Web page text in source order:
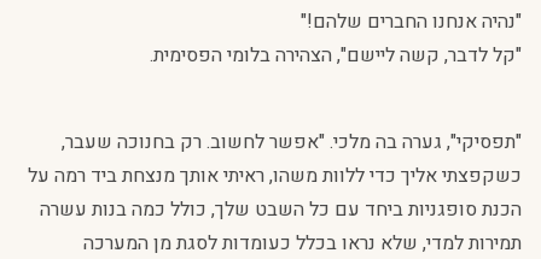
"נהיה אנחנו החברים שלהם!"
"קל לדבר, קשה ליישם", הצהירה בלומי הפסימית.
"תפסיקי", גערה בה מלכי. "אפשר לחשוב. רק בחנוכה שעבר,
כשקפצתי אליך כדי ללוות משהו, ראיתי אותך מנצחת ביד רמה על
הכנת סופגניות ביחד עם כל השבט שלך, כולל כמה בנות עשרה
תמירות למדי, שלא נראו בכלל כעומדות לסגת מן המערכה